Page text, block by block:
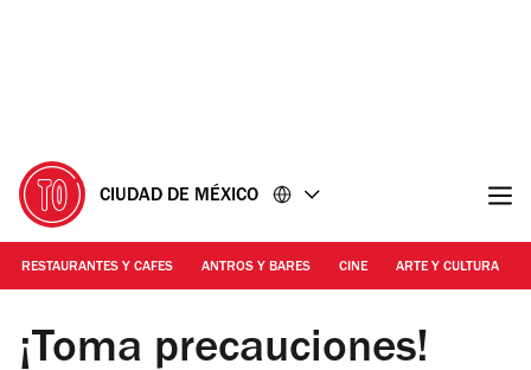
CIUDAD DE MÉXICO
RESTAURANTES Y CAFES ANTROS Y BARES CINE ARTE Y CULTURA
Foto: Cortesía Hola Telcel
¡Toma precauciones!